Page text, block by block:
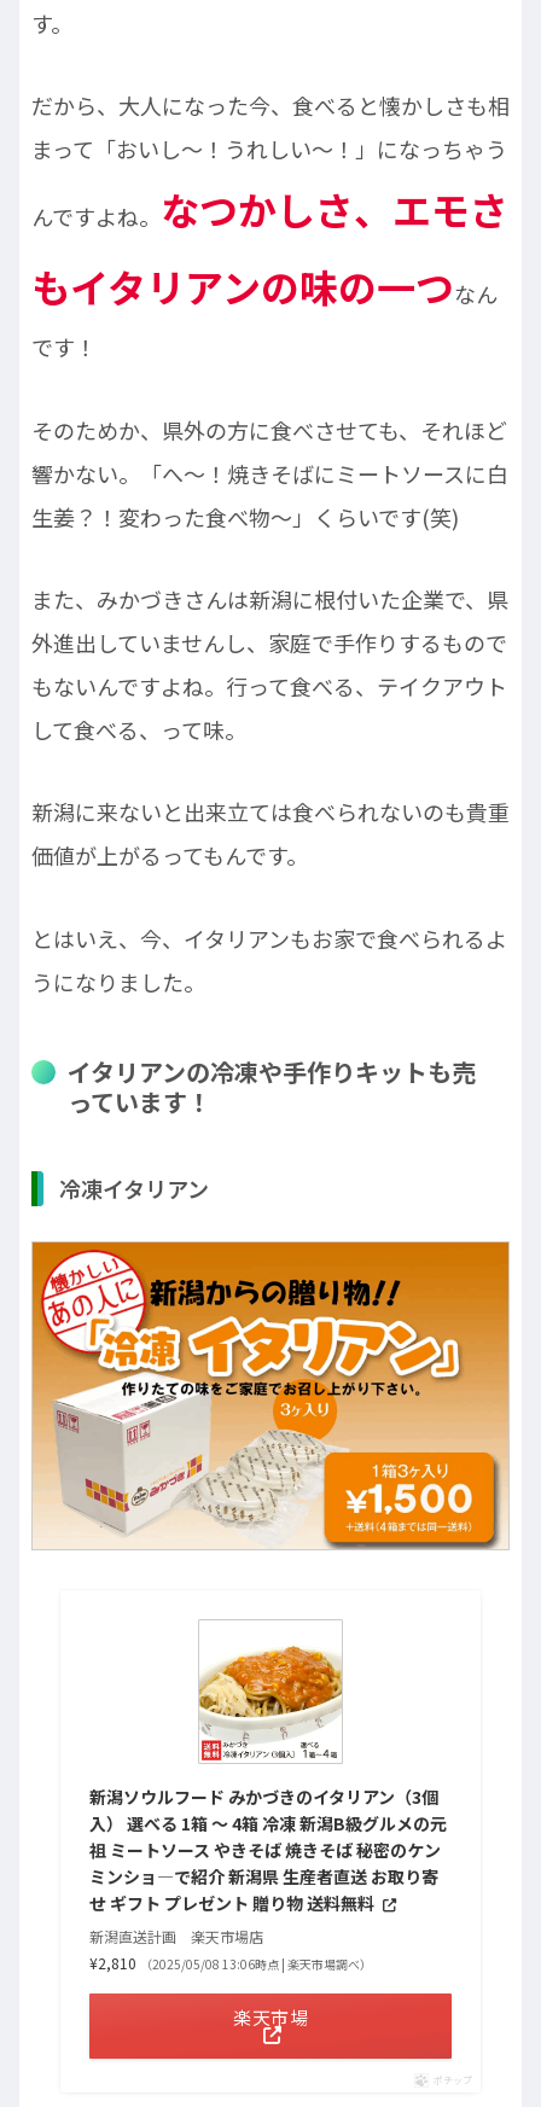
す。
だから、大人になった今、食べると懐かしさも相
まって「おいし～！うれしい～！」になっちゃう
んですよね。 なつかしさ、エモさ
もイタリアンの味の一つなん
です！
そのためか、県外の方に食べさせても、それほど
響かない。「へ～！焼きそばにミートソースに白
生姜？！変わった食べ物～」くらいです(笑)
また、みかづきさんは新潟に根付いた企業で、県
外進出していませんし、家庭で手作りするもので
もないんですよね。行って食べる、テイクアウト
して食べる、って味。
新潟に来ないと出来立ては食べられないのも貴重
価値が上がるってもんです。
とはいえ、今、イタリアンもお家で食べられるよ
うになりました。
イタリアンの冷凍や手作りキットも売
っています！
冷凍イタリアン
新潟ソウルフード みかづきのイタリアン（3個
入） 選べる 1箱 〜 4箱 冷凍 新潟B級グルメの元
祖 ミートソース やきそば 焼きそば 秘密のケン
ミンショ—で紹介 新潟県 生産者直送 お取り寄
せ ギフト プレゼント 贈り物 送料無料
新潟直送計画 楽天市場店
¥2,810
（2025/05/08 13:06時点 | 楽天市場調べ）
楽天市場
ポチップ